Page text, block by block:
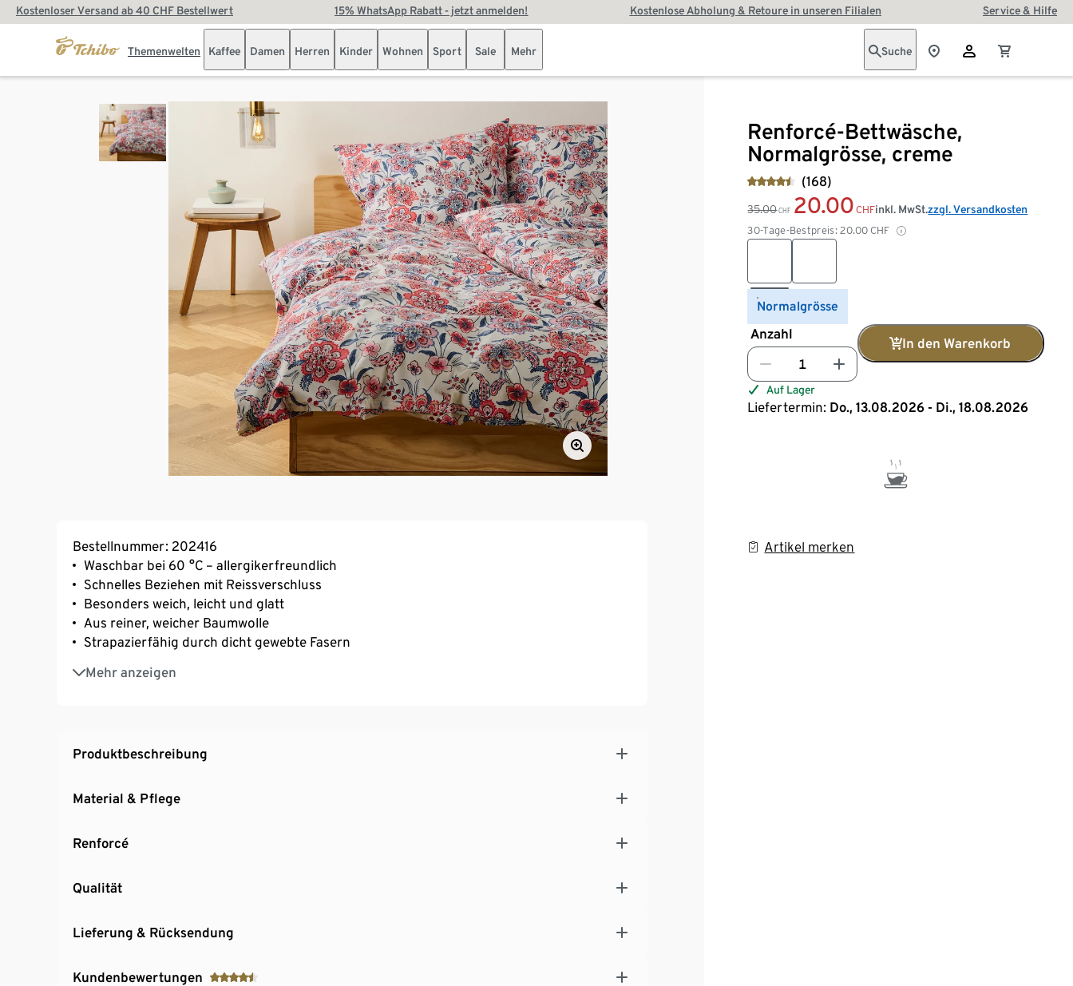
Kostenloser Versand ab 40 CHF Bestellwert 15% WhatsApp Rabatt - jetzt anmelden! Kostenlose Abholung & Retoure in unseren Filialen Service & Hilfe
Themenwelten Kaffee Damen Herren Kinder Wohnen Sport Sale Mehr Suche
Renforcé-Bettwäsche,
Normalgrösse, creme
(168)
35.00 CHF 20.00 CHF
30-Tage-Bestpreis: 20.00 CHF
inkl. MwSt.zzgl. Versandkosten
Normalgrösse
Anzahl
In den Warenkorb
Auf Lager
Liefertermin: Do., 13.08.2026 - Di., 18.08.2026
Artikel merken
Bestellnummer: 202416
Waschbar bei 60 °C – allergikerfreundlich
Schnelles Beziehen mit Reissverschluss
Besonders weich, leicht und glatt
Aus reiner, weicher Baumwolle
Strapazierfähig durch dicht gewebte Fasern
Mehr anzeigen
Temperaturausgleichend und saugfähig
Produktbeschreibung
Material & Pflege
Renforcé
Qualität
Lieferung & Rücksendung
Kundenbewertungen